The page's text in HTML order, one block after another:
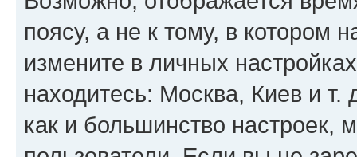
поясу, а не к тому, в котором
измените в личных
находитесь: Москва, Киев и т.
как и большинство настроек,